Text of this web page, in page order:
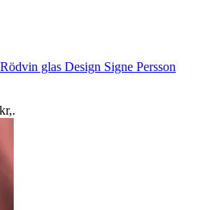
glas Design Signe Persson
,.